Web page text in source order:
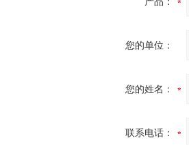
您的单位：
您的姓名：
联系电话：